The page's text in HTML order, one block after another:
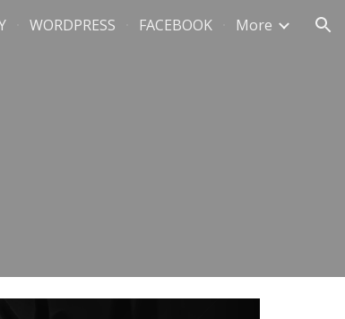
WORDPRESS FACEBOOK More